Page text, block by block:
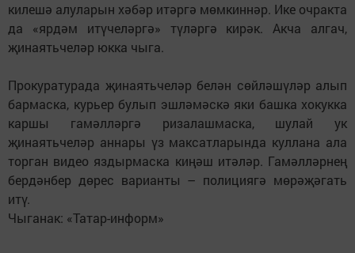
килешә алуларын хәбәр итәргә мөмкиннәр. Ике очракта
да «ярдәм итүчеләргә» түләргә кирәк. Акча алгач,
җинаятьчеләр юкка чыга.
Прокуратурада җинаятьчеләр белән сөйләшүләр алып
бармаска, курьер булып эшләмәскә яки башка хокукка
каршы гамәлләргә ризалашмаска, шулай ук
җинаятьчеләр аннары үз максатларында куллана ала
торган видео яздырмаска киңәш итәләр. Гамәлләрнең
бердәнбер дөрес варианты – полициягә мөрәҗәгать
итү.
Чыганак: «Татар-информ»